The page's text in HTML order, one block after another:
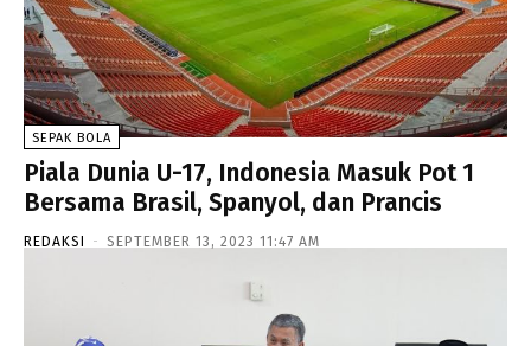
SEPAK BOLA
Piala Dunia U-17, Indonesia Masuk Pot 1
Bersama Brasil, Spanyol, dan Prancis
REDAKSI - SEPTEMBER 13, 2023 11:47 AM